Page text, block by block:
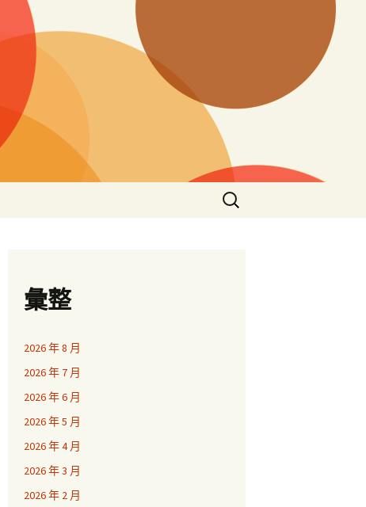
搜
尋
彙整
2026 年 8 月
2026 年 7 月
2026 年 6 月
2026 年 5 月
2026 年 4 月
2026 年 3 月
2026 年 2 月